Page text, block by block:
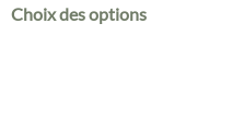
Choix des options